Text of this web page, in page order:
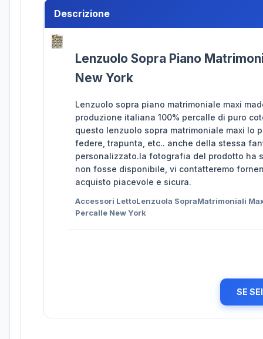
Descrizione
Lenzuolo Sopra Piano
New York
Lenzuolo sopra piano matrimoniale maxi
produzione italiana 100% percalle di puro
questo lenzuolo sopra matrimoniale maxi lo
federe, trapunta, etc.. anche della stessa
personalizzato.la fotografia del prodotto ha
non fosse disponibile, vi contatteremo
acquisto piacevole e sicura.
Accessori LettoLenzuola SopraMatrimoniali
Percalle New York
SE